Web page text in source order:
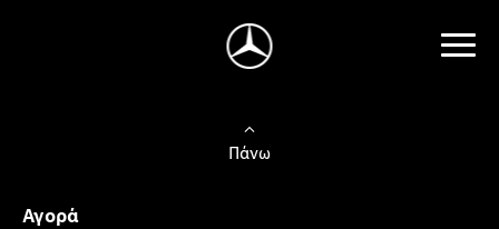
Πάνω
Αγορά